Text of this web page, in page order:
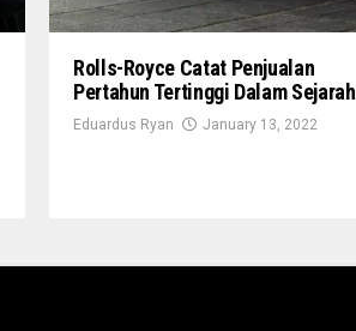
Rolls-Royce Catat Penjualan
Pertahun Tertinggi Dalam Sejarah
Eduardus Ryan January 13, 2022